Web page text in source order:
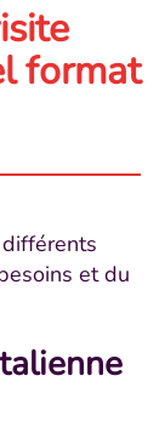
format
et du